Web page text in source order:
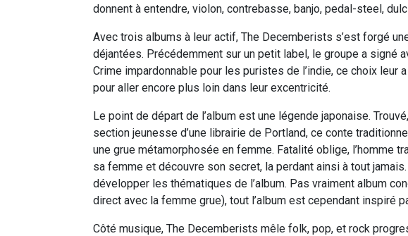
donnent à entendre, violon, contrebasse, banjo, pedal-steel,
Avec trois albums à leur actif, The Decemberists s’est forgé
déjantées. Précédemment sur un petit label, le groupe a signé
Crime impardonnable pour les puristes de l’indie, ce choix leur
pour aller encore plus loin dans leur excentricité.
Le point de départ de l’album est une légende japonaise.
section jeunesse d’une librairie de Portland, ce conte
une grue métamorphosée en femme. Fatalité oblige, l’homme
sa femme et découvre son secret, la perdant ainsi à tout
développer les thématiques de l’album. Pas vraiment album
direct avec la femme grue), tout l’album est cependant inspiré
Côté musique, The Decemberists mêle folk, pop, et rock